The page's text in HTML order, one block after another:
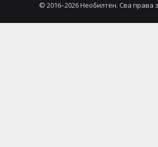
© 2016–2026 Необилтен. Сва права